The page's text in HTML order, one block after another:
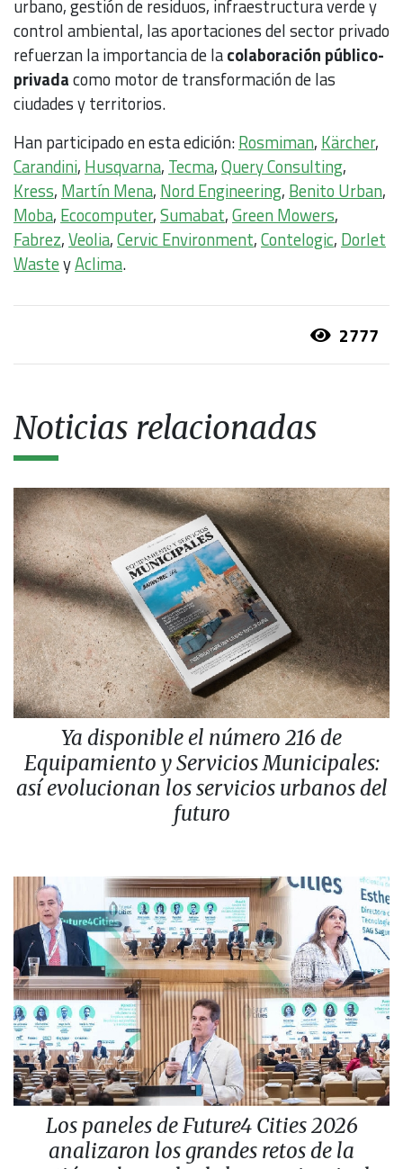
urbano, gestión de residuos, infraestructura verde y
control ambiental, las aportaciones del sector privado
refuerzan la importancia de lacolaboración público-
privadacomo motor de transformación de las
ciudades y territorios.
Han participado en esta edición:Rosmiman, Kärcher,
Carandini, Husqvarna, Tecma,Query Consulting,
Kress, Martín Mena, Nord Engineering, Benito Urban,
Moba, Ecocomputer,Sumabat,Green Mowers,
Fabrez,Veolia,Cervic Environment,Contelogic, Dorlet
WasteyAclima.
2777
Noticias relacionadas
Ya disponible el número 216 de
Equipamiento y Servicios Municipales:
así evolucionan los servicios urbanos del
futuro
Los paneles de Future4 Cities 2026
analizaron los grandes retos de la